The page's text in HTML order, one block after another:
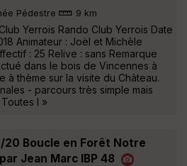
Pédestre 9 km
Yerrois Rando Club Yerrois Date
Animateur : Joël et Michèle
: 25 Relive : sans Remarque
dans le bois de Vincennes à
à thème sur la visite du Château.
- parcours très simple mais
l »
20 Boucle en Forêt Notre
Jean Marc IBP 48